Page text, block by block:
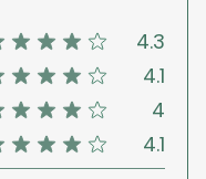
4.3
4.1
4
4.1